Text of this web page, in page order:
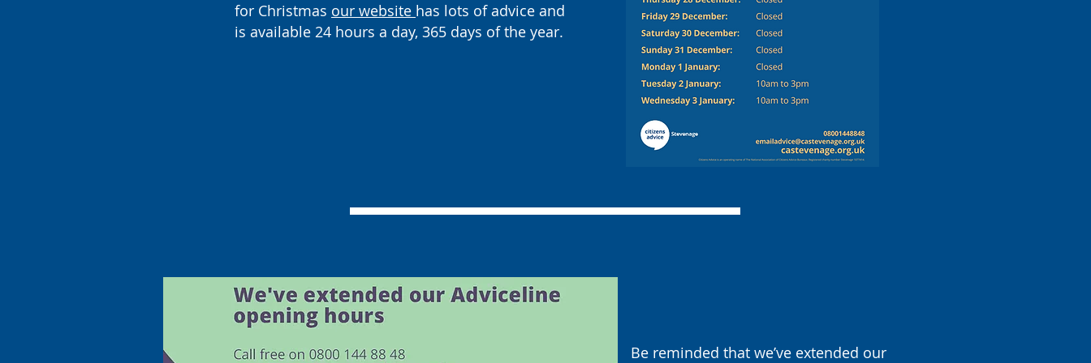
for Christmas our website has lots of advice and
is available 24 hours a day, 365 days of the year.
Be reminded that we’ve extended our